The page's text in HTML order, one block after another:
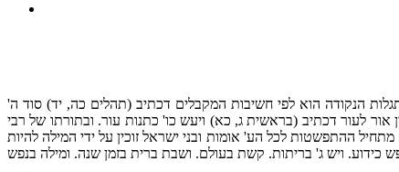
הנקודה הוא לפי חשיבות המקבלים דכתיב (תהלים כה, יד) סוד ה'
לעור דכתיב (בראשית ג, כא) ויעש כו' כתנות עור. ובתורתו של רבי
ההתפשטות לכל הע' אומות ובני ישראל זוכין על ידי המילה להיות